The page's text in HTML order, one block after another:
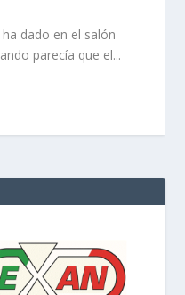
ha dado en el salón
parecía que el...